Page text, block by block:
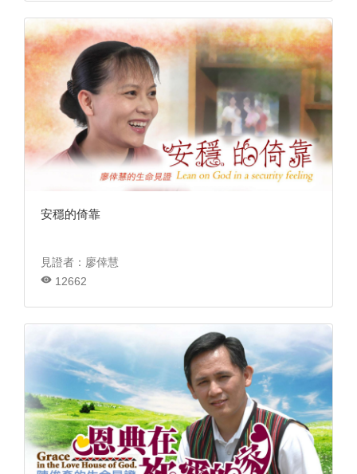
安穩的倚靠
見證者：廖倖慧
12662